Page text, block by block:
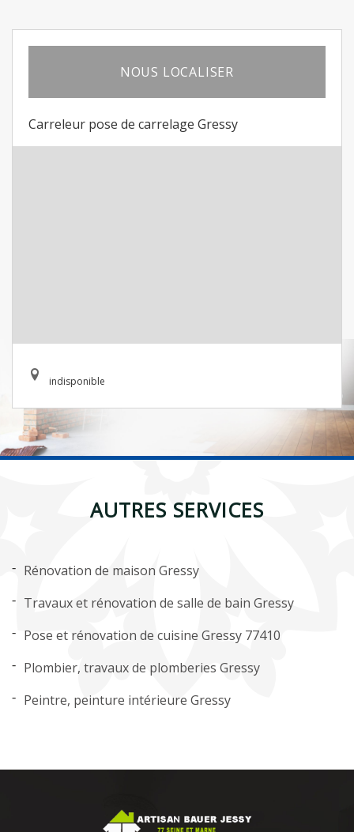
NOUS LOCALISER
Carreleur pose de carrelage Gressy
indisponible
AUTRES SERVICES
Rénovation de maison Gressy
Travaux et rénovation de salle de bain Gressy
Pose et rénovation de cuisine Gressy 77410
Plombier, travaux de plomberies Gressy
Peintre, peinture intérieure Gressy